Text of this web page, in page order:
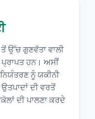
ਉੱਚ ਗੁਣਵੱਤਾ ਵਾਲੀ
ਹਨ। ਅਸੀਂ
ਨੂੰ ਯਕੀਨੀ
ਦੀ ਵਰਤੋਂ
ਦੀ ਪਾਲਣਾ ਕਰਦੇ